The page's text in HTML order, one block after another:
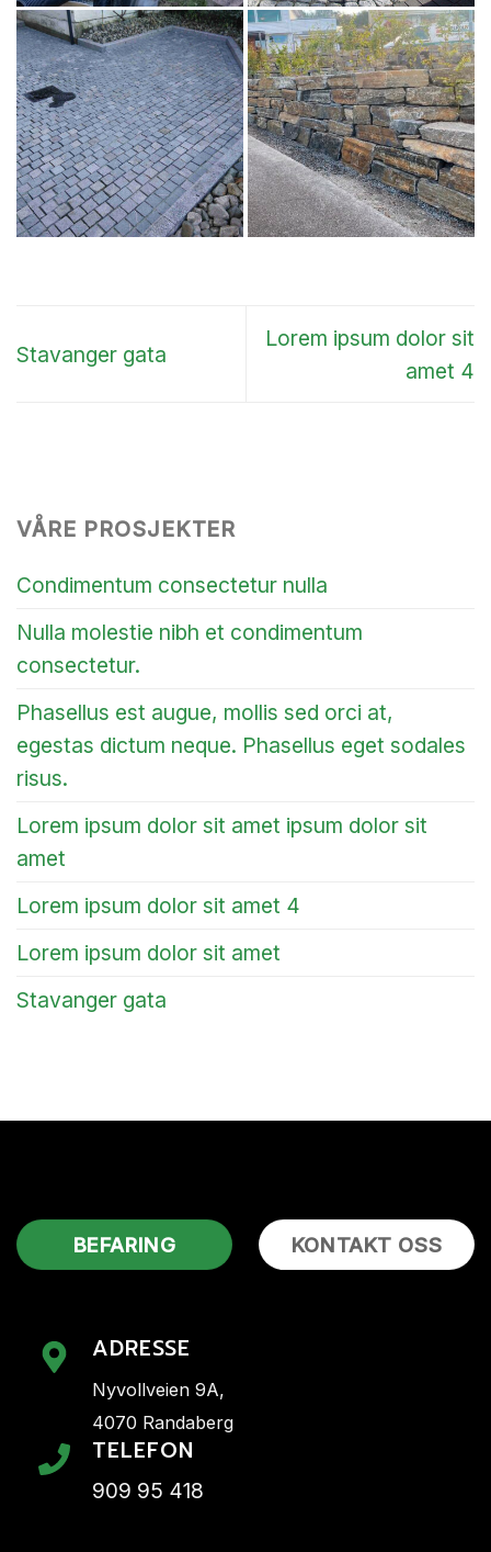
Stavanger gata
Lorem ipsum dolor sit
amet 4
VÅRE PROSJEKTER
Condimentum consectetur nulla
Nulla molestie nibh et condimentum
consectetur.
Phasellus est augue, mollis sed orci at,
egestas dictum neque. Phasellus eget sodales
risus.
Lorem ipsum dolor sit amet ipsum dolor sit
amet
Lorem ipsum dolor sit amet 4
Lorem ipsum dolor sit amet
Stavanger gata
BEFARING KONTAKT OSS
ADRESSE
Nyvollveien 9A,
4070 Randaberg
TELEFON
909 95 418